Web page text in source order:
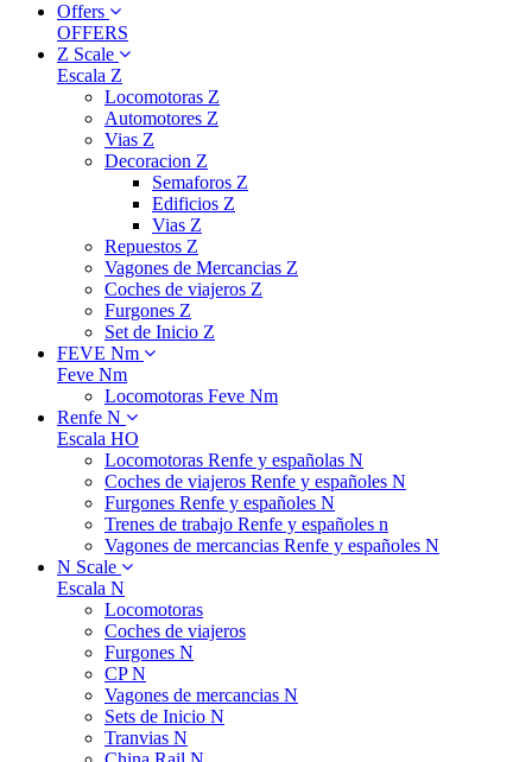
Offers
OFFERS
Z Scale
Escala Z
Locomotoras Z
Automotores Z
Vias Z
Decoracion Z
Semaforos Z
Edificios Z
Vias Z
Repuestos Z
Vagones de Mercancias Z
Coches de viajeros Z
Furgones Z
Set de Inicio Z
FEVE Nm
Feve Nm
Locomotoras Feve Nm
Renfe N
Escala HO
Locomotoras Renfe y españolas N
Coches de viajeros Renfe y españoles N
Furgones Renfe y españoles N
Trenes de trabajo Renfe y españoles n
Vagones de mercancias Renfe y españoles N
N Scale
Escala N
Locomotoras
Coches de viajeros
Furgones N
CP N
Vagones de mercancias N
Sets de Inicio N
Tranvias N